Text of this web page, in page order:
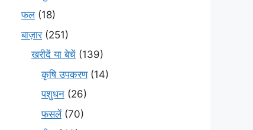
फल(18)
बाज़ार(251)
खरीदें या बेचें (139)
कृषि उपकरण(14)
पशुधन (26)
फसलें(70)